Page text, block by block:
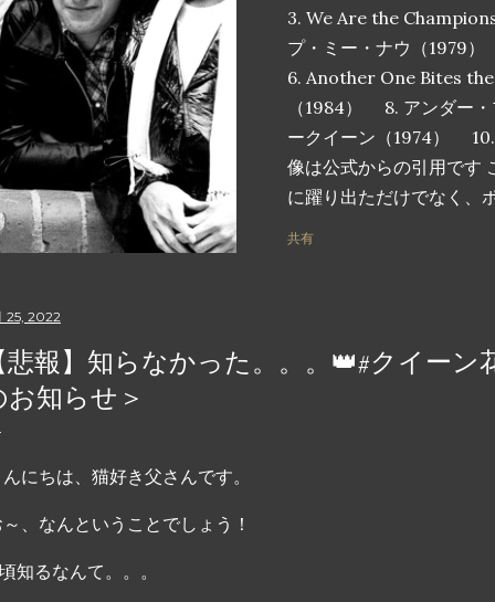
3. We Are the
プ・ミー・ナウ（1979
6. Another One Bites
（1984） 8. アンダー
ークイーン（1974）
像は公式からの引用です
に躍り出ただけでなく、
根付いた、クイーンの歴
を呼び起こす魔法の瞬間
ンの素晴らしさを初めて
共有
25, 2022
悲報】知らなかった。。。👑#クイーン
お知らせ＞
にちは、猫好き父さんです。
、なんということでしょう！
知るなんて。。。